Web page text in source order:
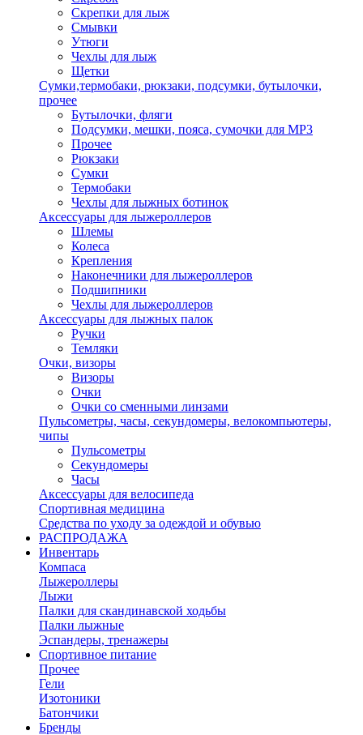
Скрепки для лыж
Смывки
Утюги
Чехлы для лыж
Щетки
Сумки,термобаки, рюкзаки, подсумки, бутылочки,
прочее
Бутылочки, фляги
Подсумки, мешки, пояса, сумочки для MP3
Прочее
Рюкзаки
Сумки
Термобаки
Чехлы для лыжных ботинок
Аксессуары для лыжероллеров
Шлемы
Колеса
Крепления
Наконечники для лыжероллеров
Подшипники
Чехлы для лыжероллеров
Аксессуары для лыжных палок
Ручки
Темляки
Очки, визоры
Визоры
Очки
Очки со сменными линзами
Пульсометры, часы, секундомеры, велокомпьютеры,
чипы
Пульсометры
Секундомеры
Часы
Аксессуары для велосипеда
Спортивная медицина
Средства по уходу за одеждой и обувью
РАСПРОДАЖА
Инвентарь
Компаса
Лыжероллеры
Лыжи
Палки для скандинавской ходьбы
Палки лыжные
Эспандеры, тренажеры
Спортивное питание
Прочее
Гели
Изотоники
Батончики
Бренды